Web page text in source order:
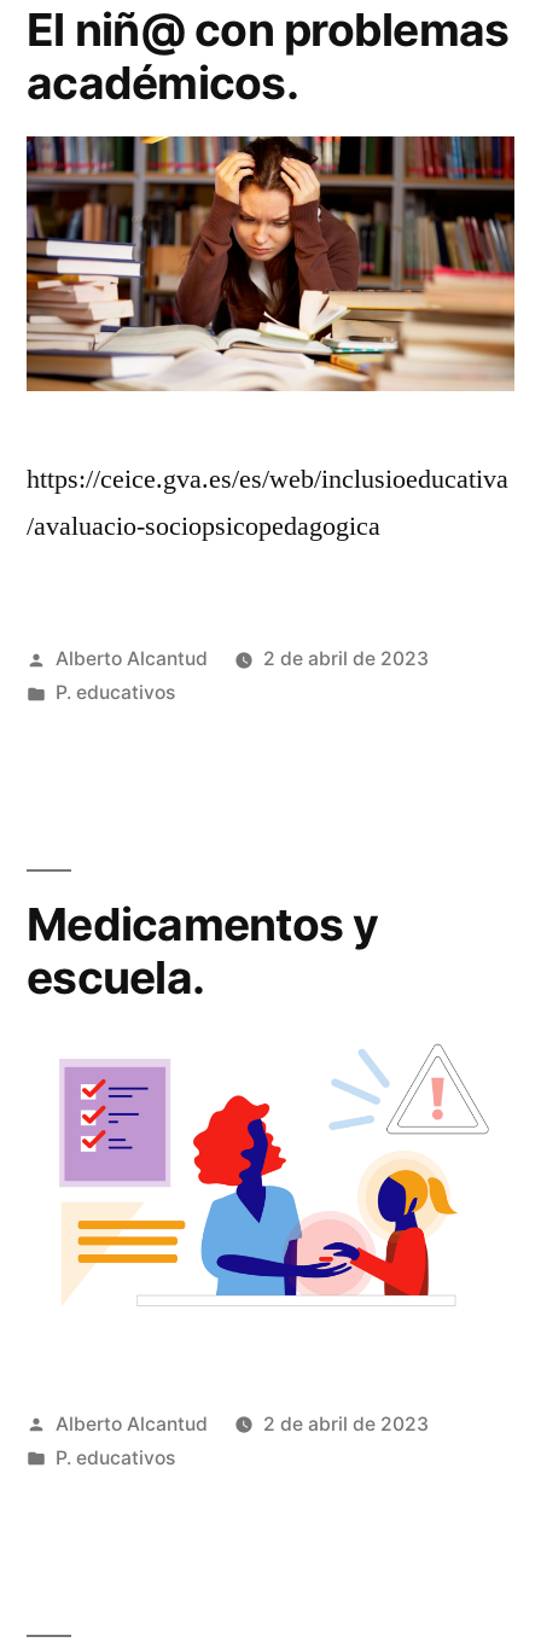
El niñ@ con problemas
académicos.
https://ceice.gva.es/es/web/inclusioeducativa
/avaluacio-sociopsicopedagogica
Publicado
por
Alberto Alcantud
2 de abril de 2023
Publicado
P. educativos
Medicamentos y
escuela.
Publicado
por
Alberto Alcantud
2 de abril de 2023
Publicado
P. educativos